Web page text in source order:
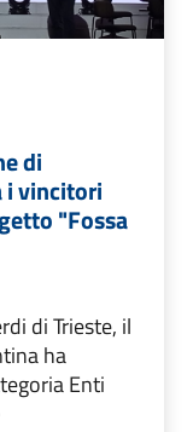
di
i vincitori
"Fossa
di Trieste, il
ha
Enti